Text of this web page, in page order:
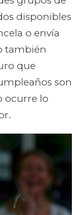
disponibles
o envía
también
que
son
ocurre lo